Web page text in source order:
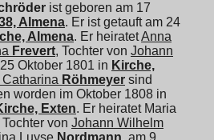
ist geboren am 17
Almena. Er ist getauft am 24
Almena. Er heiratetAnna
Frevert, Tochter von Johann
Oktober 1801 in Kirche,
Catharina Röhmeyer sind
worden im Oktober 1808 in
Exten. Er heiratet Maria
Tochter von Johann Wilhelm
Luyse Nordmann, am 9